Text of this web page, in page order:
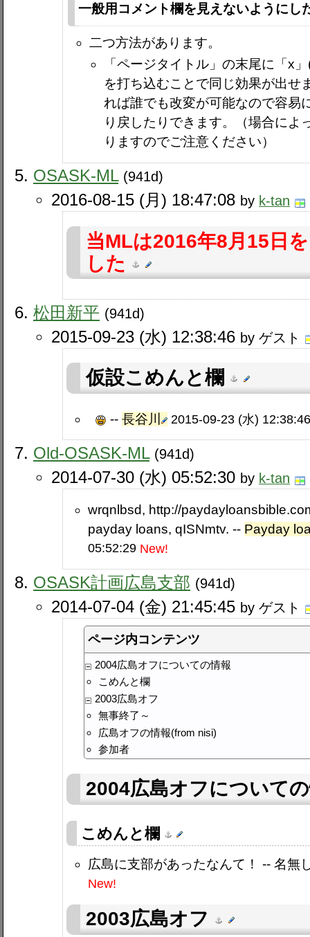
一般用コメント欄を見えないようにし
二つ方法があります。
「ページタイトル」の末尾に「x
を打ち込むことで同じ効果が出せ
れば誰でも改変が可能なので容易
り戻したりできます。（場合によ
りますのでご注意ください）
OSASK-ML (941d)
2016-08-15 (月) 18:47:08 by k-tan
当MLは2016年8月15日
した
松田新平 (941d)
2015-09-23 (水) 12:38:46 by ゲスト
仮設こめんと欄
--長谷川 2015-09-23 (水)
Old-OSASK-ML (941d)
2014-07-30 (水) 05:52:30 by k-tan
wrqnlbsd, http://
payday loans, qISNmtv. -- Payday
05:52:29 New!
OSASK計画広島支部 (941d)
2014-07-04 (金) 21:45:45 by ゲスト
ページ内コンテンツ
2004広島オフについての情報
こめんと欄
2003広島オフ
無事終了～
広島オフの情報(from nisi)
参加者
2004広島オフについて
こめんと欄
広島に支部があったなんて！ -- 名無
New!
2003広島オフ